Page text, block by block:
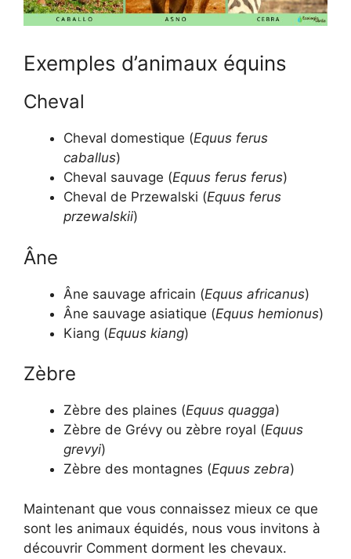
Exemples d’animaux équins
Cheval
Cheval domestique (Equus ferus
caballus)
Cheval sauvage (Equus ferus ferus)
Cheval de Przewalski (Equus ferus
przewalskii)
Âne
Âne sauvage africain (Equus africanus)
Âne sauvage asiatique (Equus hemionus)
Kiang (Equus kiang)
Zèbre
Zèbre des plaines (Equus quagga)
Zèbre de Grévy ou zèbre royal (Equus
grevyi)
Zèbre des montagnes (Equus zebra)
Maintenant que vous connaissez mieux ce que
sont les animaux équidés, nous vous invitons à
découvrir Comment dorment les chevaux.